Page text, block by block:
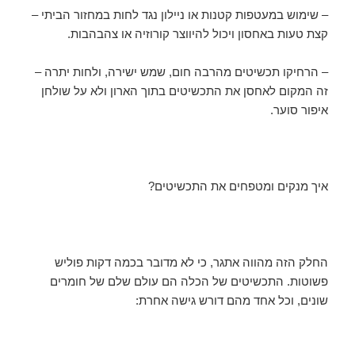
– שימוש במעטפות קטנות או ניילון נגד לחות במחזור הביתי –
קצת טעות באחסון ויכול להיווצר קורוזיה או צהבהבות.
– הרחיקו תכשיטים מהרבה חום, שמש ישירה, ולחות יתרה –
זה המקום לאחסן את התכשיטים בתוך הארון ולא על שולחן
איפור סוער.
איך מנקים ומטפחים את התכשיטים?
החלק הזה מהווה אתגר, כי לא מדובר בכמה דקות פוליש
פשוטות. התכשיטים של הכלה הם עולם שלם של חומרים
שונים, וכל אחד מהם דורש גישה אחרת: